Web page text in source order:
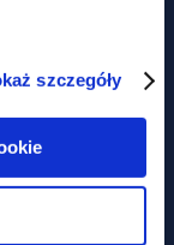
szczegóły
i